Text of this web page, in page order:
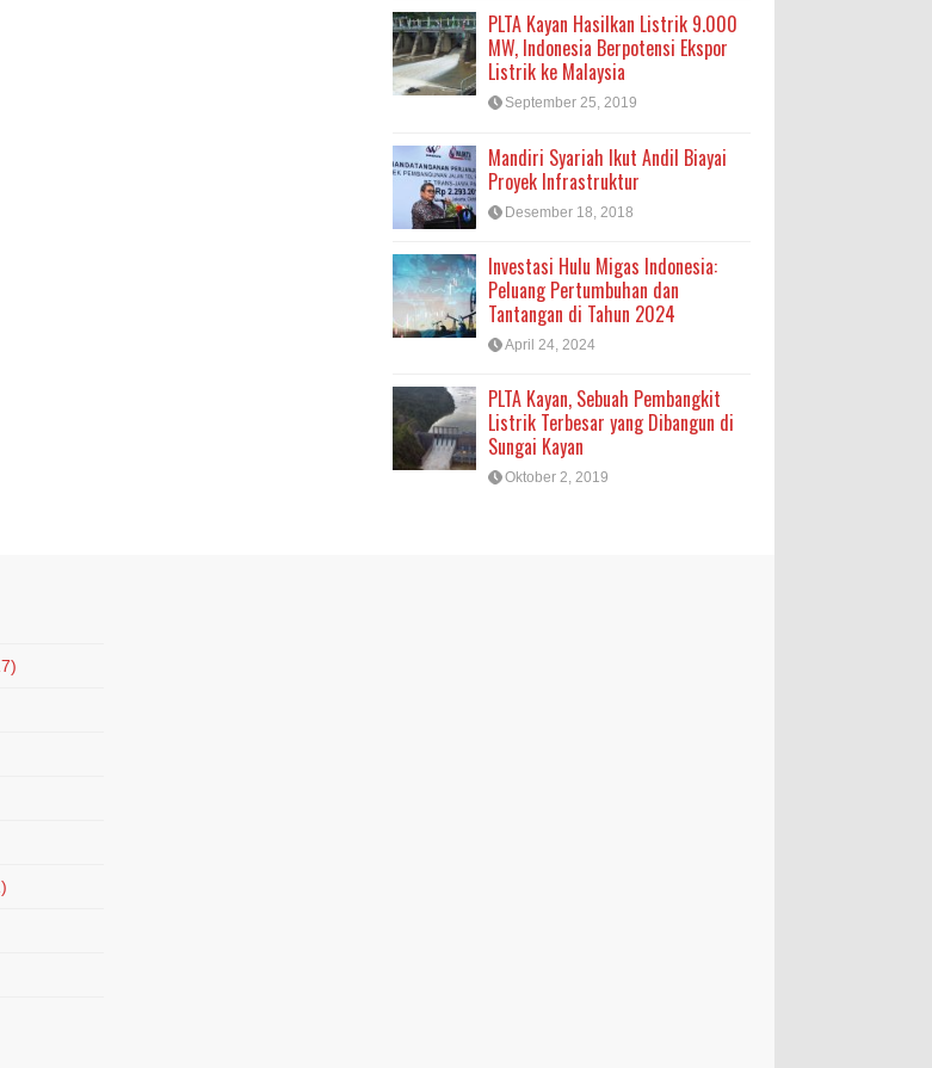
PLTA Kayan Hasilkan Listrik 9.000
MW, Indonesia Berpotensi Ekspor
Listrik ke Malaysia
September 25, 2019
Mandiri Syariah Ikut Andil Biayai
Proyek Infrastruktur
Desember 18, 2018
Investasi Hulu Migas Indonesia:
Peluang Pertumbuhan dan
Tantangan di Tahun 2024
April 24, 2024
PLTA Kayan, Sebuah Pembangkit
Listrik Terbesar yang Dibangun di
Sungai Kayan
Oktober 2, 2019